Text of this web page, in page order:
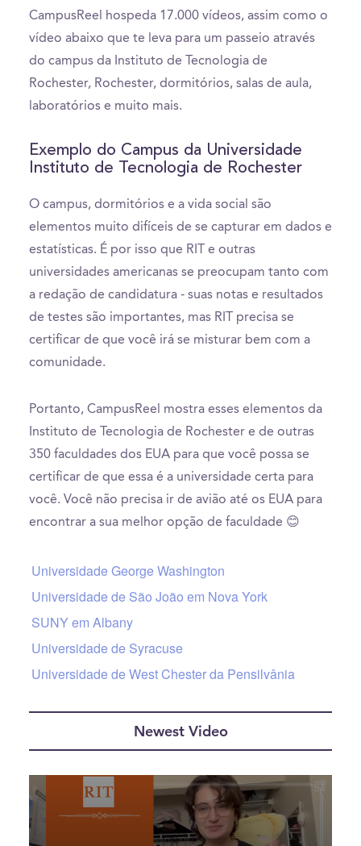
CampusReel hospeda 17.000 vídeos, assim como o
vídeo abaixo que te leva para um passeio através
do campus da Instituto de Tecnologia de
Rochester, Rochester, dormitórios, salas de aula,
laboratórios e muito mais.
Exemplo do Campus da Universidade
Instituto de Tecnologia de Rochester
O campus, dormitórios e a vida social são
elementos muito difíceis de se capturar em dados e
estatísticas. É por isso que RIT e outras
universidades americanas se preocupam tanto com
a redação de candidatura - suas notas e resultados
de testes são importantes, mas RIT precisa se
certificar de que você irá se misturar bem com a
comunidade.
Portanto, CampusReel mostra esses elementos da
Instituto de Tecnologia de Rochester e de outras
350 faculdades dos EUA para que você possa se
certificar de que essa é a universidade certa para
você. Você não precisa ir de avião até os EUA para
encontrar a sua melhor opção de faculdade 😊
Universidade George Washington
Universidade de São João em Nova York
SUNY em Albany
Universidade de Syracuse
Universidade de West Chester da Pensilvânia
Newest Video